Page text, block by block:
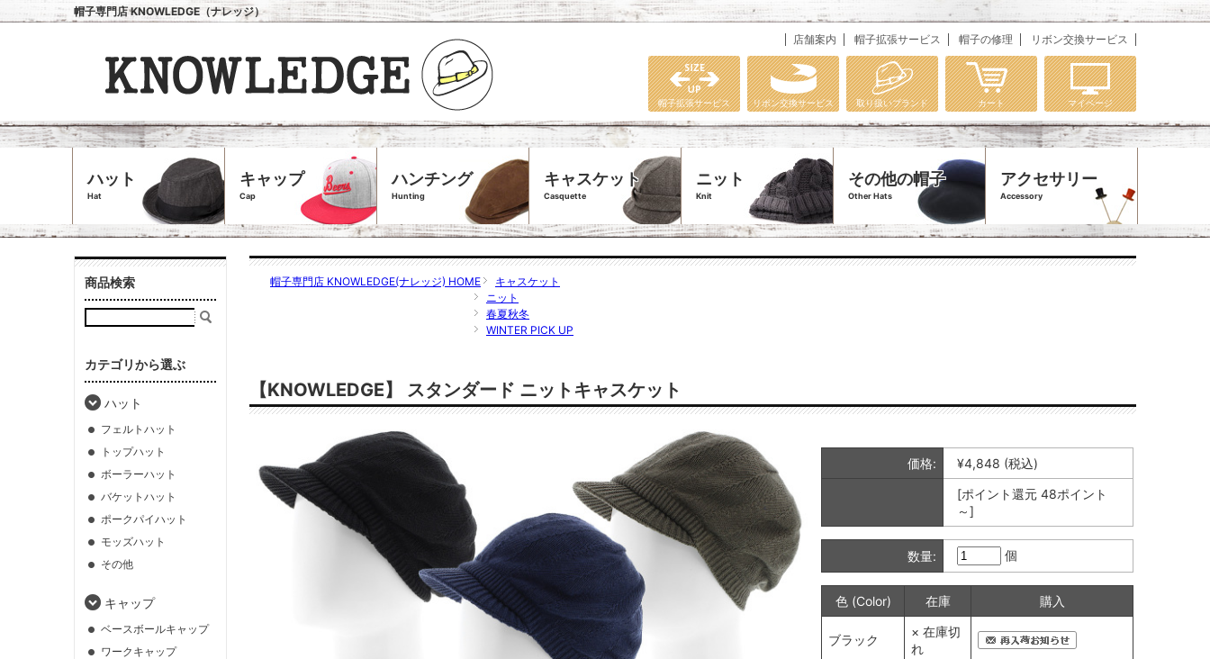
帽子専門店 KNOWLEDGE（ナレッジ）
店舗案内 帽子拡張サービス 帽子の修理 リボン交換サービス
帽子拡張サービス リボン交換サービス 取り扱いブランド カート マイページ
ハット
Hat
キャップ
Cap
ハンチング
Hunting
キャスケット
Casquette
ニット
Knit
その他の帽子
Other Hats
アクセサリー
Accessory
帽子専門店 KNOWLEDGE(ナレッジ) HOME
キャスケット
ニット
春夏秋冬
WINTER PICK UP
【KNOWLEDGE】 スタンダード ニットキャスケット
価格: ¥4,848 (税込)
[ポイント還元 48ポイント
～]
数量: 個
色 (Color) 在庫 購入
ブラック
× 在庫切
れ
商品検索
カテゴリから選ぶ
ハット
フェルトハット
トップハット
ボーラーハット
バケットハット
ポークパイハット
モッズハット
その他
キャップ
ベースボールキャップ
ワークキャップ